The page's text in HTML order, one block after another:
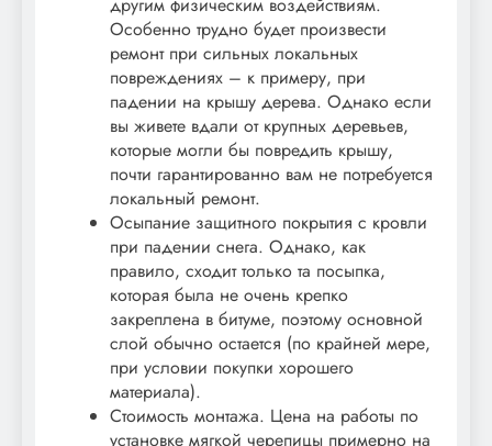
Особенно трудно будет произвести
ремонт при сильных локальных
повреждениях – к примеру, при
падении на крышу дерева. Однако если
вы живете вдали от крупных деревьев,
которые могли бы повредить крышу,
почти гарантированно вам не потребуется
локальный ремонт.
Осыпание защитного покрытия с кровли
при падении снега. Однако, как
правило, сходит только та посыпка,
которая была не очень крепко
закреплена в битуме, поэтому основной
слой обычно остается (по крайней мере,
при условии покупки хорошего
материала).
Стоимость монтажа. Цена на работы по
установке мягкой черепицы примерно на